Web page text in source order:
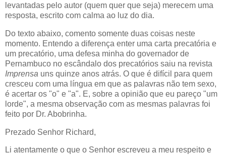
levantadas pelo autor (quem quer que seja) merecem uma
resposta, escrito com calma ao luz do dia.
Do texto abaixo, comento somente duas coisas neste
momento. Entendo a diferença enter uma carta precatória e
um precatório, uma defesa minha do governador de
Pernambuco no escândalo dos precatórios saiu na revista
Imprensa uns quinze anos atrás. O que é difícil para quem
cresceu com uma língua em que as palavras não tem sexo,
é acertar os "o" e "a". E, sobre a opinião que eu pareço "um
lorde", a mesma observação com as mesmas palavras foi
feito por Dr. Abobrinha.
Prezado Senhor Richard,
Li atentamente o que o Senhor escreveu a meu respeito e